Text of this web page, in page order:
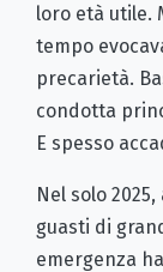
loro età utile.
tempo
precarietà.
condotta
E spesso
Nel solo
guasti di
emergenza